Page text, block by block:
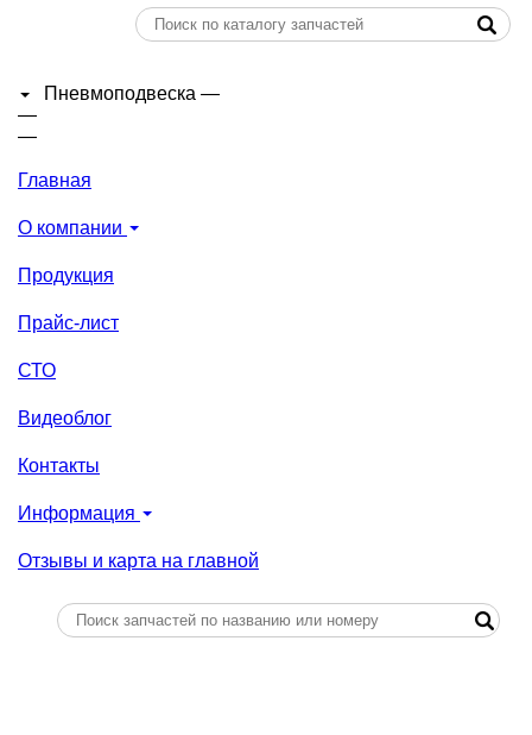
Пневмоподвеска —
—
—
Главная
О компании
Продукция
Прайс-лист
СТО
Видеоблог
Контакты
Информация
Отзывы и карта на главной